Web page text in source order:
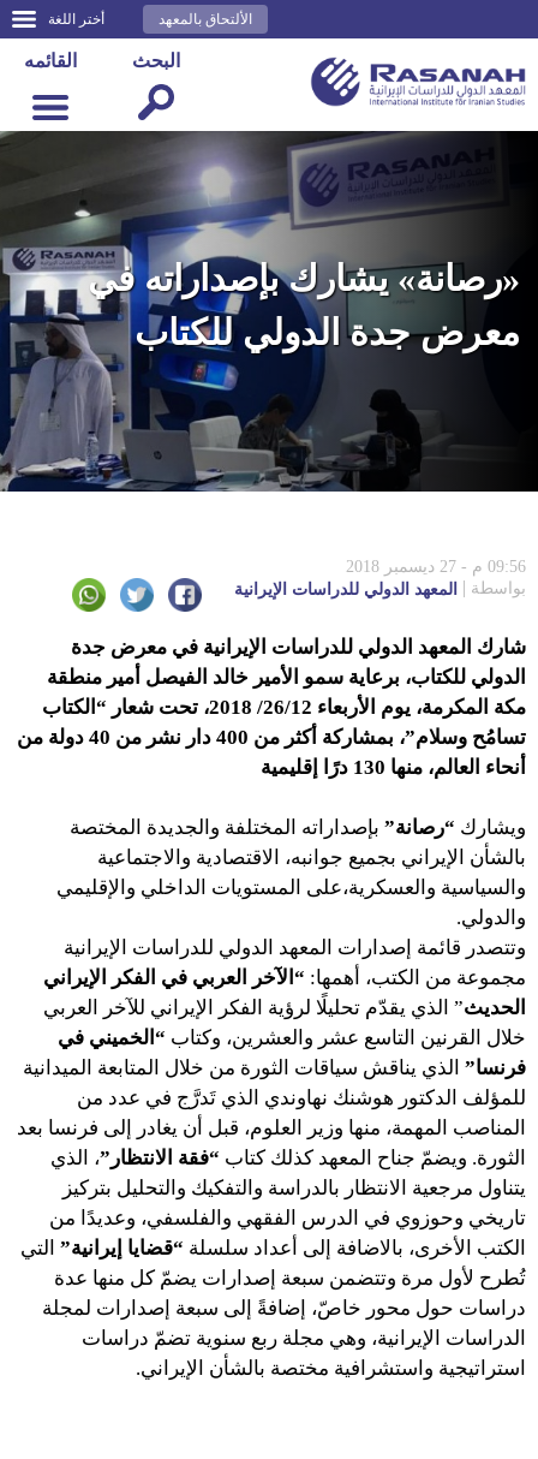
أختر اللغة الألتحاق بالمعهد
القائمه البحث
«رصانة» يشارك بإصداراته في
معرض جدة الدولي للكتاب
09:56 م - 27 ديسمبر 2018
بواسطة
المعهد الدولي للدراسات الإيرانية
شارك المعهد الدولي للدراسات الإيرانية في معرض جدة
الدولي للكتاب، برعاية سمو الأمير خالد الفيصل أمير منطقة
مكة المكرمة، يوم الأربعاء 26/12/ 2018، تحت شعار “الكتاب
تسامُح وسلام”، بمشاركة أكثر من 400 دار نشر من 40 دولة من
أنحاء العالم، منها 130 درًا إقليمية
ويشارك “رصانة” بإصداراته المختلفة والجديدة المختصة
بالشأن الإيراني بجميع جوانبه، الاقتصادية والاجتماعية
والسياسية والعسكرية،على المستويات الداخلي والإقليمي
والدولي.
وتتصدر قائمة إصدارات المعهد الدولي للدراسات الإيرانية
مجموعة من الكتب، أهمها: “الآخر العربي في الفكر الإيراني
الحديث” الذي يقدّم تحليلًا لرؤية الفكر الإيراني للآخر العربي
خلال القرنين التاسع عشر والعشرين، وكتاب “الخميني في
فرنسا” الذي يناقش سياقات الثورة من خلال المتابعة الميدانية
للمؤلف الدكتور هوشنك نهاوندي الذي تَدرَّج في عدد من
المناصب المهمة، منها وزير العلوم، قبل أن يغادر إلى فرنسا بعد
الثورة. ويضمّ جناح المعهد كذلك كتاب “فقة الانتظار”، الذي
يتناول مرجعية الانتظار بالدراسة والتفكيك والتحليل بتركيز
تاريخي وحوزوي في الدرس الفقهي والفلسفي، وعديدًا من
الكتب الأخرى، بالاضافة إلى أعداد سلسلة “قضايا إيرانية” التي
تُطرح لأول مرة وتتضمن سبعة إصدارات يضمّ كل منها عدة
دراسات حول محور خاصّ، إضافةً إلى سبعة إصدارات لمجلة
الدراسات الإيرانية، وهي مجلة ربع سنوية تضمّ دراسات
استراتيجية واستشرافية مختصة بالشأن الإيراني.